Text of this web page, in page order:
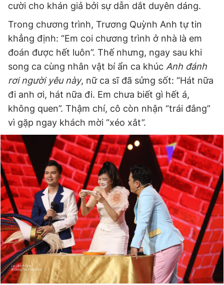
Tổng biên tập: Nguyễn Ngọc Toàn
Phó tổng biên tập thường trực: Hải Thành
Phó tổng biên tập: Lâm Hiếu Dũng
Phó tổng biên tập: Trần Việt Hưng
Tổng thư ký tòa soạn: Đức Trung
Giấy phép xuất bản số 110/GP - BTTTT cấp ngày 24.3.2020
© 2003-2026 Bản quyền thuộc về Báo Thanh Niên. Cấm sao
chép dưới mọi hình thức nếu không có sự chấp thuận bằng văn
bản. Phát triển bởi ePi Technologies, JSC.
cười cho khán giả bởi sự dẫn dắt duyên dáng.
Trong chương trình, Trương Quỳnh Anh tự tin
khẳng định: “Em coi chương trình ở nhà là em
đoán được hết luôn”. Thế nhưng, ngay sau khi
song ca cùng nhân vật bí ẩn ca khúc Anh đánh
rơi người yêu này, nữ ca sĩ đã sửng sốt: “Hát nữa
đi anh ơi, hát nữa đi. Em chưa biết gì hết á,
không quen”. Thậm chí, cô còn nhận “trái đắng”
vì gặp ngay khách mời “xéo xắt”.